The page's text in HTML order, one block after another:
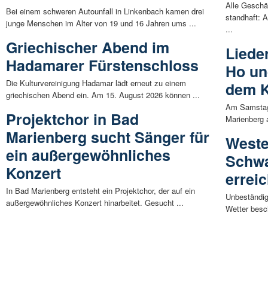
Bei einem schweren Autounfall in Linkenbach kamen drei
junge Menschen im Alter von 19 und 16 Jahren ums ...
Griechischer Abend im
Hadamarer Fürstenschloss
Die Kulturvereinigung Hadamar lädt erneut zu einem
griechischen Abend ein. Am 15. August 2026 können ...
Projektchor in Bad
Marienberg sucht Sänger für
ein außergewöhnliches
Konzert
In Bad Marienberg entsteht ein Projektchor, der auf ein
außergewöhnliches Konzert hinarbeitet. Gesucht ...
Alle
standhaft:
...
Ho
dem
Am
Wetter